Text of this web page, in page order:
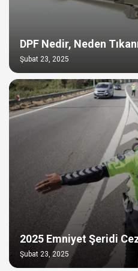
DPF Nedir, Neden
Şubat 23, 2025
2025 Emniyet Şeridi
Şubat 23, 2025